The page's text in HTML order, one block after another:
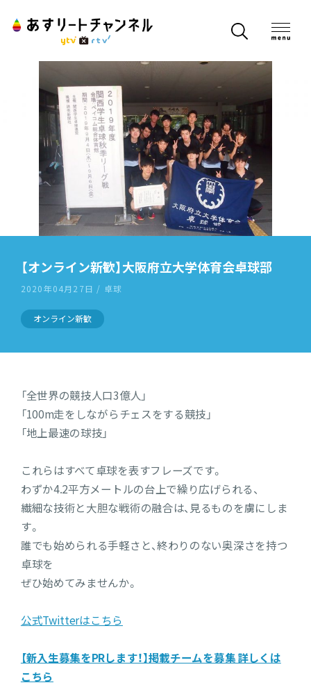
【オンライン新歓】大阪府立大学体育会卓球部
2020年04月27日 / 卓球
オンライン新歓
「全世界の競技人口3億人」
「100m走をしながらチェスをする競技」
「地上最速の球技」
これらはすべて卓球を表すフレーズです。
わずか4.2平方メートルの台上で繰り広げられる、
繊細な技術と大胆な戦術の融合は、見るものを虜にしま
す。
誰でも始められる手軽さと、終わりのない奥深さを持つ
卓球を
ぜひ始めてみませんか。
公式Twitterはこちら
【新入生募集をPRします！】掲載チームを募集 詳しくは
こちら